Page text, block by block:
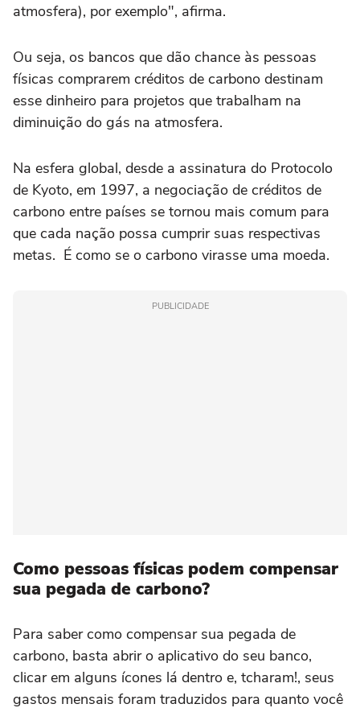
atmosfera), por exemplo", afirma.
Ou seja, os bancos que dão chance às pessoas
físicas comprarem créditos de carbono destinam
esse dinheiro para projetos que trabalham na
diminuição do gás na atmosfera.
Na esfera global, desde a assinatura do Protocolo
de Kyoto, em 1997, a negociação de créditos de
carbono entre países se tornou mais comum para
que cada nação possa cumprir suas respectivas
metas. É como se o carbono virasse uma moeda.
PUBLICIDADE
Como pessoas físicas podem compensar
sua pegada de carbono?
Para saber como compensar sua pegada de
carbono, basta abrir o aplicativo do seu banco,
clicar em alguns ícones lá dentro e, tcharam!, seus
gastos mensais foram traduzidos para quanto você